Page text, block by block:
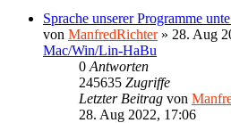
Sprache unserer Programme
von ManfredRichter» 28. Aug
Mac/Win/Lin-HaBu
0 Antworten
245635 Zugriffe
Letzter Beitrag von
28. Aug 2022, 17:06